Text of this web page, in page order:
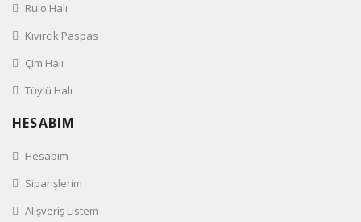
Rulo Halı
Kıvırcık Paspas
Çim Halı
Tüylü Halı
HESABIM
Hesabım
Siparişlerim
Alışveriş Listem